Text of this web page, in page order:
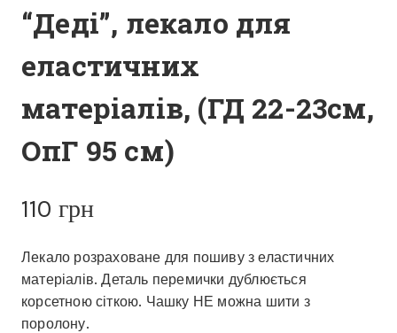
“Деді”, лекало для
еластичних
матеріалів, (ГД 22-23см,
ОпГ 95 см)
110 грн
Лекало розраховане для пошиву з еластичних
матеріалів. Деталь перемички дублюється
корсетною сіткою. Чашку НЕ можна шити з
поролону.